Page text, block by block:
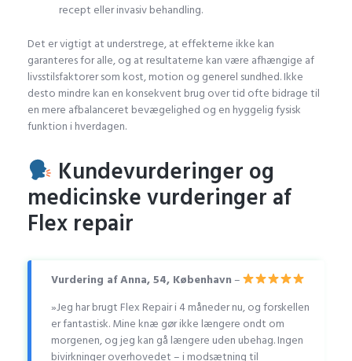
recept eller invasiv behandling.
Det er vigtigt at understrege, at effekterne ikke kan
garanteres for alle, og at resultaterne kan være afhængige af
livsstilsfaktorer som kost, motion og generel sundhed. Ikke
desto mindre kan en konsekvent brug over tid ofte bidrage til
en mere afbalanceret bevægelighed og en hyggelig fysisk
funktion i hverdagen.
Kundevurderinger og
medicinske vurderinger af
Flex repair
Vurdering af Anna, 54, København–
»Jeg har brugt Flex Repair i 4 måneder nu, og forskellen
er fantastisk. Mine knæ gør ikke længere ondt om
morgenen, og jeg kan gå længere uden ubehag. Ingen
bivirkninger overhovedet – i modsætning til